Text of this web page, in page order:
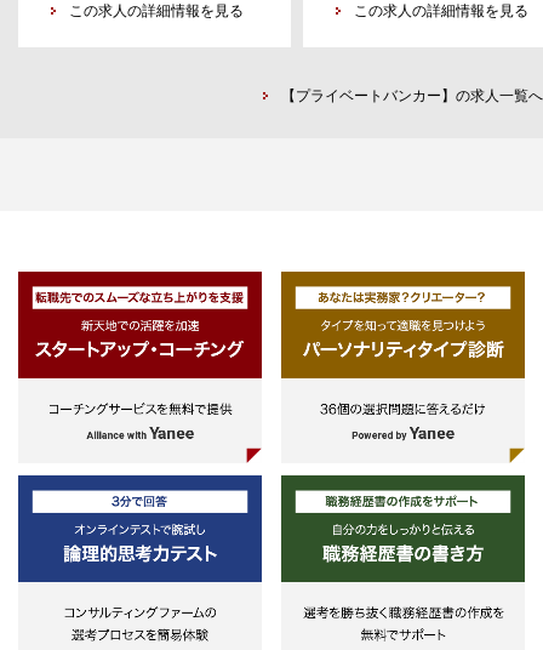
この求人の詳細情報を見る
・入社時点での資格保有は不問、
この求人の詳細情報を見る
【プライベートバンカー】の求人一覧へ